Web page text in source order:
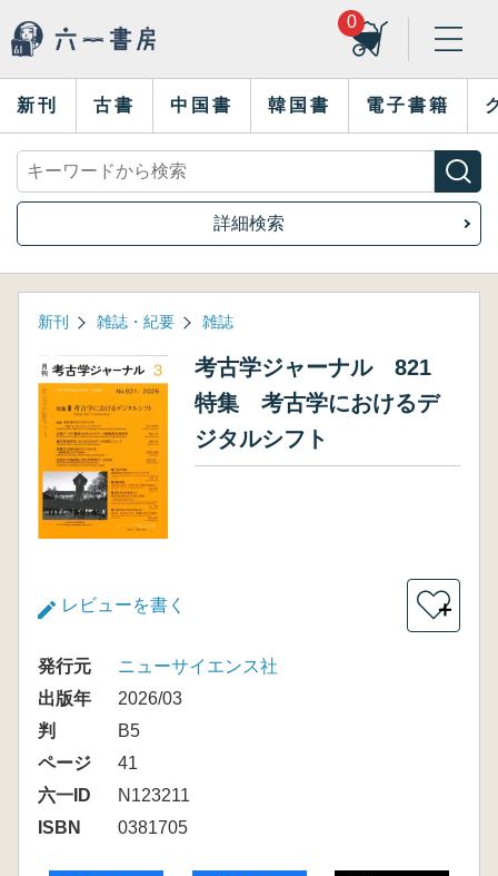
0
新刊 古書 中国書 韓国書 電子書籍
詳細検索
新刊 雑誌・紀要 雑誌
考古学ジャーナル 821
特集 考古学におけるデ
ジタルシフト
レビューを書く ＋
発行元
ニューサイエンス社
出版年
2026/03
判
B5
ページ
41
六一ID
N123211
ISBN
0381705